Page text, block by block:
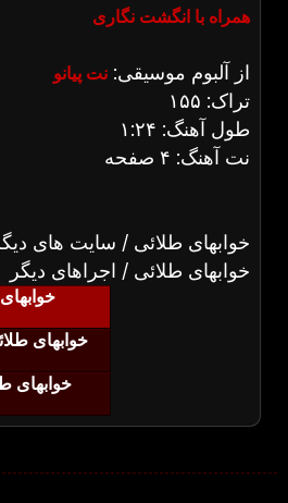
همراه با انگشت نگاری
از آلبوم موسیقی: نت پیانو
تراک: ۱۵۵
طول آهنگ: ۱:۲۴
نت آهنگ: ۴ صفحه
خوابهای طلائی / سایت های
خوابهای طلائی / اجراهای دیگر
خوابهای
خوابهای طلائی 3 /